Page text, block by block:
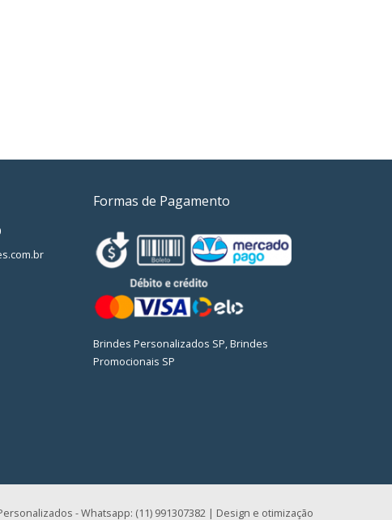
Formas de Pagamento
Brindes Personalizados SP, Brindes
Promocionais SP
- Whatsapp: (11) 991307382 | Design e otimização